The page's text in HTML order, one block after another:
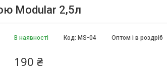
Modular 2,5л
В наявності Оптом і в роздріб
Код: MS-04
190 ₴